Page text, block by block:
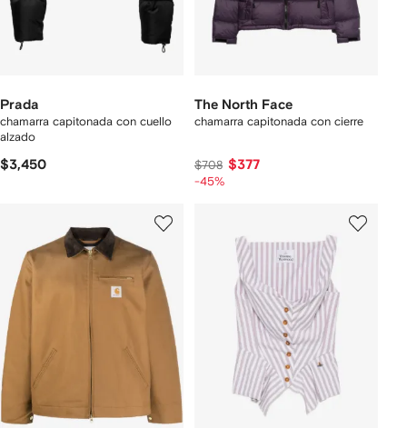
Prada
chamarra capitonada con cuello
alzado
$3,450
The North Face
chamarra capitonada con cierre
$708 $377
-45%